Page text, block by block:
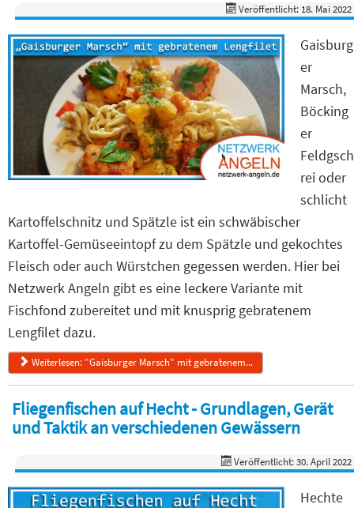
Veröffentlicht: 18. Mai 2022
Gaisburg
er
Marsch,
Böcking
er
Feldgsch
rei oder
schlicht
Kartoffelschnitz und Spätzle ist ein schwäbischer
Kartoffel-Gemüseeintopf zu dem Spätzle und gekochtes
Fleisch oder auch Würstchen gegessen werden. Hier bei
Netzwerk Angeln gibt es eine leckere Variante mit
Fischfond zubereitet und mit knusprig gebratenem
Lengfilet dazu.
Weiterlesen: "Gaisburger Marsch" mit gebratenem...
Fliegenfischen auf Hecht - Grundlagen, Gerät
und Taktik an verschiedenen Gewässern
Veröffentlicht: 30. April 2022
Hechte